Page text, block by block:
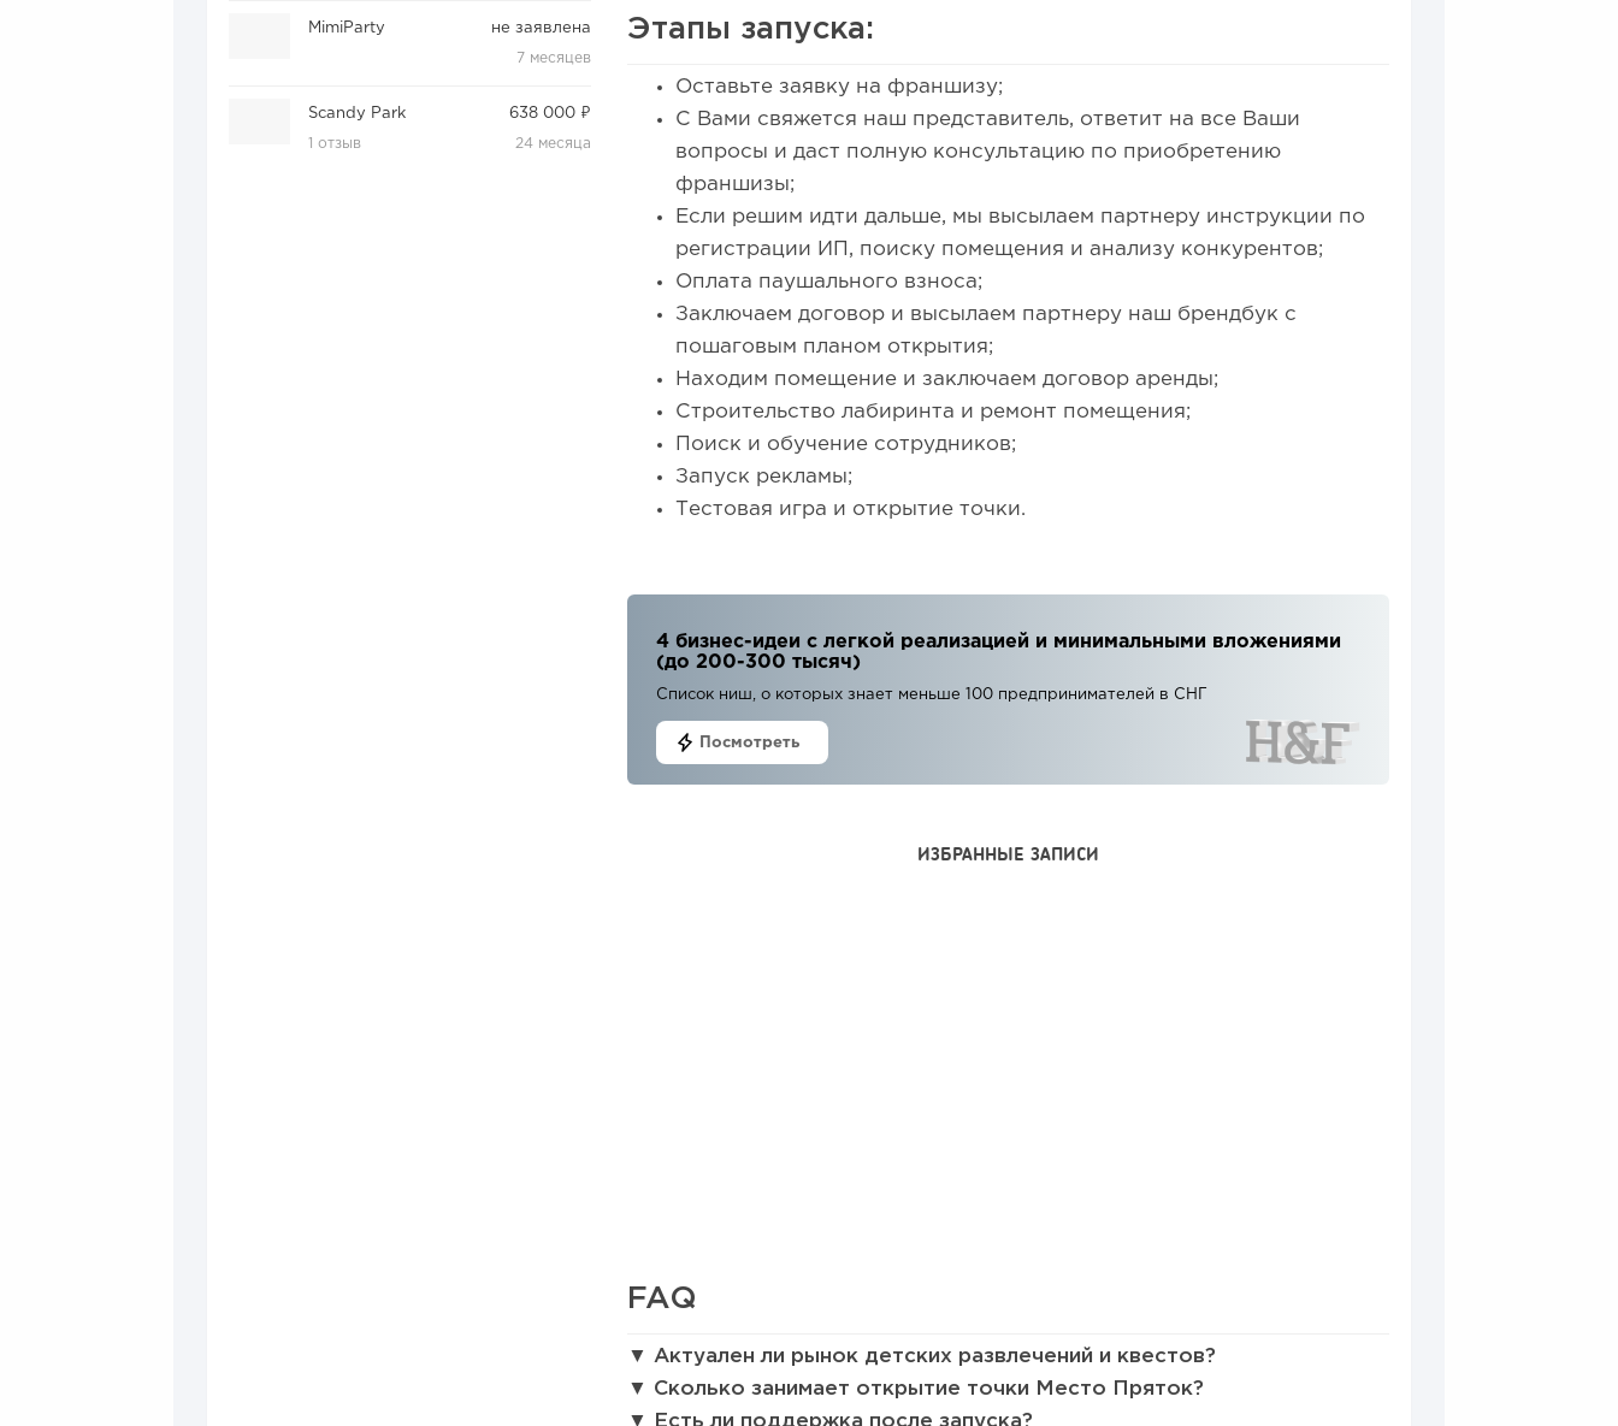
MimiParty не заявлена
7 месяцев
Scandy Park
1 отзыв
638 000 ₽
24 месяца
Этапы запуска:
Оставьте заявку на франшизу;
С Вами свяжется наш представитель, ответит на все Ваши
вопросы и даст полную консультацию по приобретению
франшизы;
Если решим идти дальше, мы высылаем партнеру инструкции по
регистрации ИП, поиску помещения и анализу конкурентов;
Оплата паушального взноса;
Заключаем договор и высылаем партнеру наш брендбук с
пошаговым планом открытия;
Находим помещение и заключаем договор аренды;
Строительство лабиринта и ремонт помещения;
Поиск и обучение сотрудников;
Запуск рекламы;
Тестовая игра и открытие точки.
4 бизнес-идеи с легкой реализацией и минимальными вложениями
(до 200-300 тысяч)
Список ниш, о которых знает меньше 100 предпринимателей в СНГ
Посмотреть
ИЗБРАННЫЕ ЗАПИСИ
Сколько приносит маленькая кофейня в Екатеринбурге в 2026 году:...
FAQ
Актуален ли рынок детских развлечений и квестов?
Сколько занимает открытие точки Место Пряток?
Есть ли поддержка после запуска?